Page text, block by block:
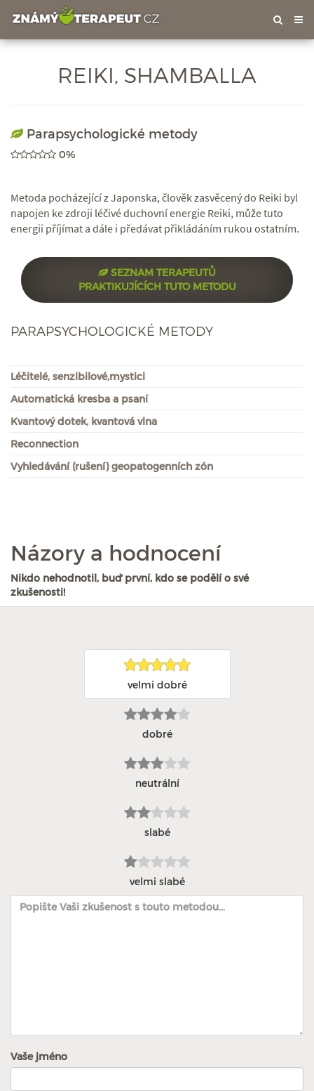
REIKI, SHAMBALLA
Parapsychologické metody
0%
Metoda pocházející z Japonska, člověk zasvěcený do Reiki byl
napojen ke zdroji léčivé duchovní energie Reiki, může tuto
energii příjímat a dále i předávat přikládáním rukou ostatním.
SEZNAM TERAPEUTŮ
PRAKTIKUJÍCÍCH TUTO METODU
PARAPSYCHOLOGICKÉ METODY
Léčitelé, senzibilové,mystici
Automatická kresba a psaní
Kvantový dotek, kvantová vlna
Reconnection
Vyhledávání (rušení) geopatogenních zón
Názory a hodnocení
Nikdo nehodnotil, buď první, kdo se podělí o své
zkušenosti!
velmi dobré
dobré
neutrální
slabé
velmi slabé
Vaše jméno